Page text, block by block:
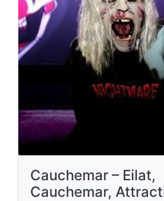
Cauchemar – Eilat,
Cauchemar,